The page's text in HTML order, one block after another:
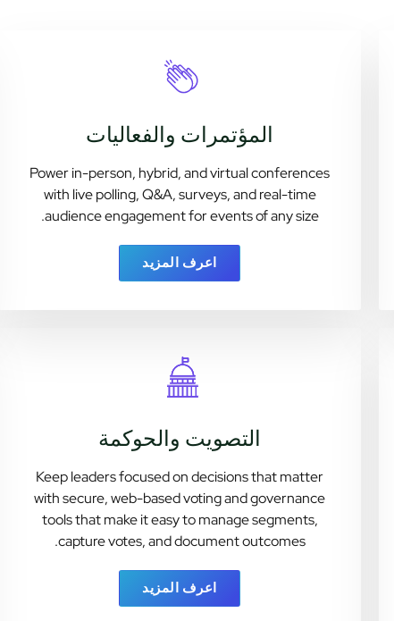
المؤتمرات والفعاليات
Power in-person, hybrid, and virtual conferences
with live polling, Q&A, surveys, and real-time
audience engagement for events of any size.
اعرف المزيد
التصويت والحوكمة
Keep leaders focused on decisions that matter
with secure, web-based voting and governance
tools that make it easy to manage segments,
capture votes, and document outcomes.
اعرف المزيد